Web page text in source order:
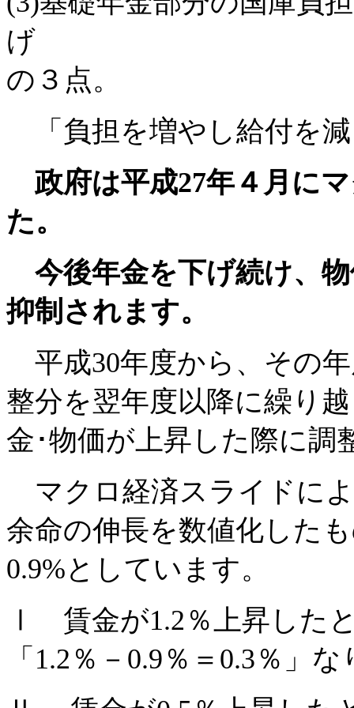
げ
の３点。
「負担を増やし給付を
政府は平成27年４月に
た。
今後年金を下げ続け、
抑制されます。
平成30年度から、その
整分を翌年度以降に繰り
金･物価が上昇した際に調
マクロ経済スライドに
余命の伸長を数値化した
0.9%としています。
Ⅰ 賃金が1.2％上昇した
「1.2％－0.9％＝0.3％」